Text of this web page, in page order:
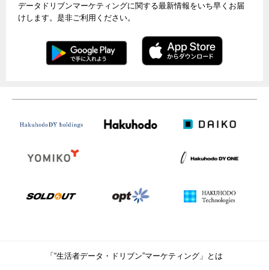
データドリブンマーケティングに関する最新情報をいち早くお届
けします。是非ご利用ください。
「“生活者データ・ドリブン”マーケティング」とは